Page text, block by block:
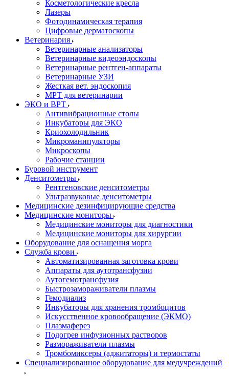
Косметологические кресла
Лазеры
Фотодинамическая терапия
Цифровые дерматоскопы
Ветеринария
Ветеринарные анализаторы
Ветеринарные видеоэндоскопы
Ветеринарные рентген-аппараты
Ветеринарные УЗИ
Жесткая вет. эндоскопия
МРТ для ветеринарии
ЭКО и ВРТ
Антивибрационные столы
Инкубаторы для ЭКО
Криохолодильник
Микроманипуляторы
Микроскопы
Рабочие станции
Буровой инструмент
Денситометры
Рентгеновские денситометры
Ультразвуковые денситометры
Медицинские дезинфицирующие средства
Медицинские мониторы
Медицинские мониторы для диагностики
Медицинские мониторы для хирургии
Оборудование для оснащения морга
Служба крови
Автоматизированная заготовка крови
Аппараты для аутотрансфузии
Аутогемотрансфузия
Быстрозамораживатели плазмы
Гемодиализ
Инкубаторы для хранения тромбоцитов
Искусственное кровообращение (ЭКМО)
Плазмаферез
Подогрев инфузионных растворов
Размораживатели плазмы
Тромбомиксеры (аджитаторы) и термостаты
Специализированное оборудование для медучреждений